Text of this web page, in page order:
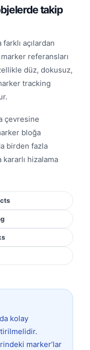
takip
açılardan
referansları
düz, dokusuz,
tracking
çevresine
bloğa
birden fazla
hizalama
kolay
marker’lar